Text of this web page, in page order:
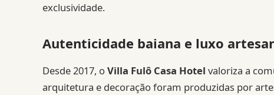
exclusividade.
Autenticidade baiana e luxo
Desde 2017, o Villa Fulô Casa Hotel valoriza a
arquitetura e decoração foram produzidas por